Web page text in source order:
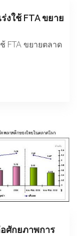
งใช้ FTA ขยาย
FTA ขยายตลาด
ศักยภาพการ